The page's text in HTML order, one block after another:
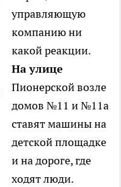
управляющую
компанию ни
какой реакции.
На улице
Пионерской возле
домов №11 и №11а
ставят машины на
детской площадке
и на дороге, где
ходят люди.